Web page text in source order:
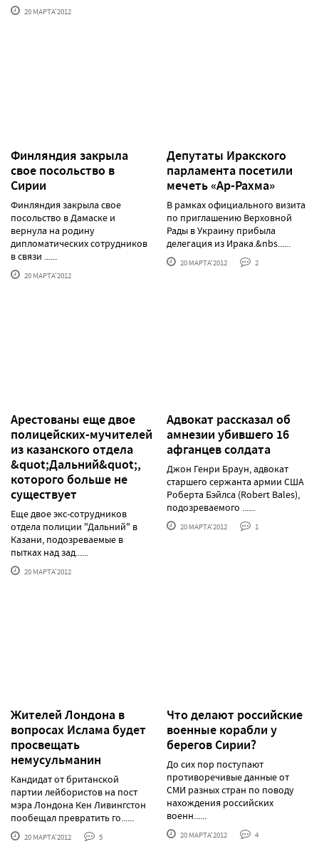
20 МАРТА'2012
Финляндия закрыла
свое посольство в
Сирии
Финляндия закрыла свое
посольство в Дамаске и
вернула на родину
дипломатических сотрудников
в связи ......
20 МАРТА'2012
Депутаты Иракского
парламента посетили
мечеть «Ар-Рахма»
В рамках официального визита
по приглашению Верховной
Рады в Украину прибыла
делегация из Ирака.&nbs......
20 МАРТА'2012 2
Арестованы еще двое
полицейских-мучителей
из казанского отдела
&quot;Дальний&quot;,
которого больше не
существует
Еще двое экс-сотрудников
отдела полиции "Дальний" в
Казани, подозреваемые в
пытках над зад......
20 МАРТА'2012
Адвокат рассказал об
амнезии убившего 16
афганцев солдата
Джон Генри Браун, адвокат
старшего сержанта армии США
Роберта Бэйлса (Robert Bales),
подозреваемого ......
20 МАРТА'2012 1
Жителей Лондона в
вопросах Ислама будет
просвещать
немусульманин
Кандидат от британской
партии лейбористов на пост
мэра Лондона Кен Ливингстон
пообещал превратить го......
20 МАРТА'2012 5
Что делают российские
военные корабли у
берегов Сирии?
До сих пор поступают
противоречивые данные от
СМИ разных стран по поводу
нахождения российских
военн......
20 МАРТА'2012 4